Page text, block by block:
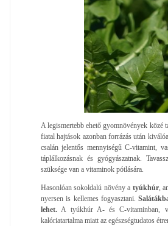
A legismertebb ehető gyomnövények közé
fiatal hajtások azonban forrázás után
csalán jelentős mennyiségű C-vitamint,
táplálkozásnak és gyógyászatnak.
szüksége van a vitaminok pótlására.
Hasonlóan sokoldalú növény a tyúkhúr,
nyersen is kellemes fogyasztani.
lehet. A tyúkhúr A- és C-vitaminban,
kalóriatartalma miatt az egészségtudatos